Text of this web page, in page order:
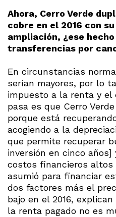
Ahora, Cerro Verde
cobre en el 2016 con
ampliación, ¿ese
transferencias por
En circunstancias
serían mayores, por lo
impuesto a la renta y el
pasa es que Cerro
porque está
acogiendo a la
que permite recuperar
inversión en cinco
costos financieros
asumió para financiar
dos factores más el
bajo en el 2016,
la renta pagado no es